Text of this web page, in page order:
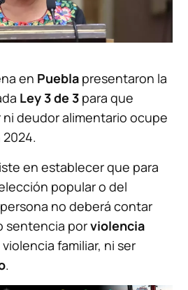
en Puebla presentaron la
Ley 3 de 3 para que
deudor alimentario ocupe
en establecer que para
popular o del
no deberá contar
sentencia porviolencia
familiar, ni ser
.